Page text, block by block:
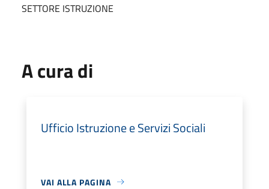
SETTORE ISTRUZIONE
A cura di
Ufficio Istruzione e Servizi Sociali
VAI ALLA PAGINA